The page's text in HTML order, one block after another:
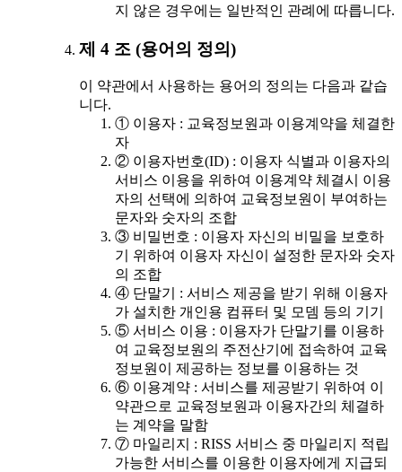
지 않은 경우에는 일반적인 관례에 따릅니다.
제 4 조 (용어의 정의)
이 약관에서 사용하는 용어의 정의는 다음과 같습
니다.
① 이용자 : 교육정보원과 이용계약을 체결한
자
② 이용자번호(ID) : 이용자 식별과 이용자의
서비스 이용을 위하여 이용계약 체결시 이용
자의 선택에 의하여 교육정보원이 부여하는
문자와 숫자의 조합
③ 비밀번호 : 이용자 자신의 비밀을 보호하
기 위하여 이용자 자신이 설정한 문자와 숫자
의 조합
④ 단말기 : 서비스 제공을 받기 위해 이용자
가 설치한 개인용 컴퓨터 및 모뎀 등의 기기
⑤ 서비스 이용 : 이용자가 단말기를 이용하
여 교육정보원의 주전산기에 접속하여 교육
정보원이 제공하는 정보를 이용하는 것
⑥ 이용계약 : 서비스를 제공받기 위하여 이
약관으로 교육정보원과 이용자간의 체결하
는 계약을 말함
⑦ 마일리지 : RISS 서비스 중 마일리지 적립
가능한 서비스를 이용한 이용자에게 지급되